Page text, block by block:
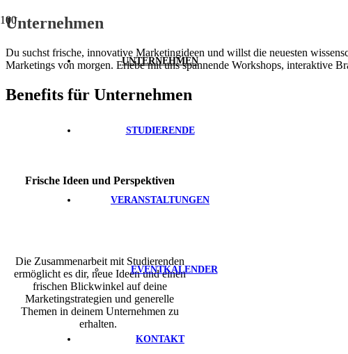
UNTERNEHMEN
STUDIERENDE
VERANSTALTUNGEN
EVENTKALENDER
KONTAKT
Unternehmen
Du suchst frische, innovative Marketingideen und willst die neuesten
Marketings von morgen. Erlebemit uns spannende Workshops, interaktive
Benefits für Unternehmen
Frische Ideen und Perspektiven
Die Zusammenarbeit mit Studierenden
ermöglicht es dir, neue Ideen und einen
frischen Blickwinkel auf deine
Marketingstrategien und generelle
Themen in deinem Unternehmen zu
erhalten.